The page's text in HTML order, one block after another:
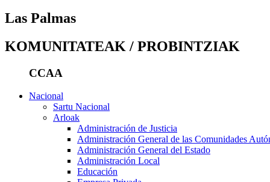
Las Palmas
KOMUNITATEAK / PROBINTZIAK
CCAA
Nacional
Sartu Nacional
Arloak
Administración de Justicia
Administración General de las Comunidades
Administración General del Estado
Administración Local
Educación